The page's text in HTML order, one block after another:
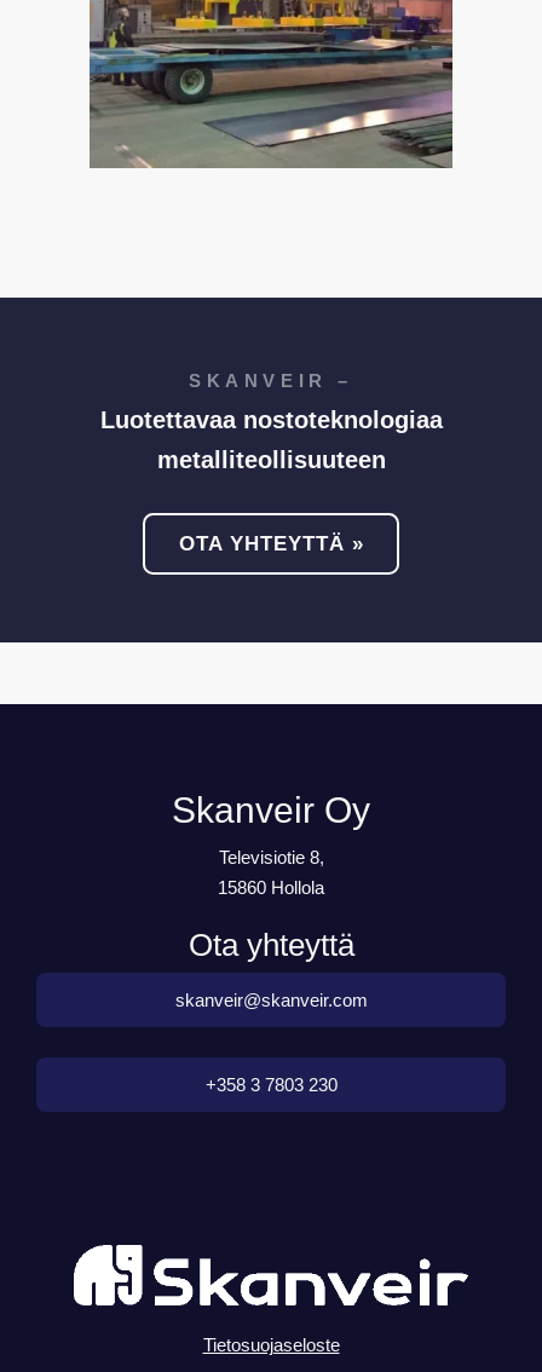
SKANVEIR –
Luotettavaa nostoteknologiaa
metalliteollisuuteen
OTA YHTEYTTÄ »
Skanveir Oy
Televisiotie 8,
15860 Hollola
Ota yhteyttä
skanveir@skanveir.com
+358 3 7803 230
Tietosuojaseloste